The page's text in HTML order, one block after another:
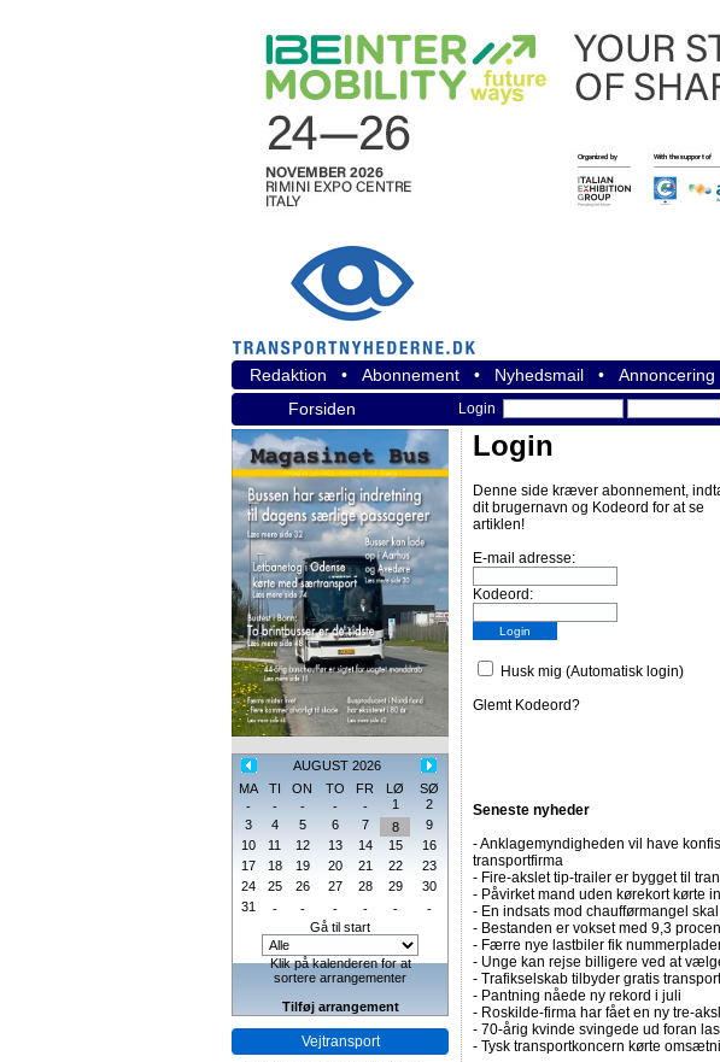
Redaktion • Abonnement • Nyhedsmail • Annoncering
Forsiden
Login
AUGUST 2026
MA
TI ON TO FR LØ
SØ
-
- - - - 1
2
3
4 5 6 7 8
9
10
11 12 13 14 15
16
17
18 19 20 21 22
23
24
25 26 27 28 29
30
31
- - - - -
-
Gå til start
Klik på kalenderen for at
sortere arrangementer
Tilføj arrangement
Vejtransport
Login
Denne side kræver abonnement,
dit brugernavn og Kodeord for at se
artiklen!
E-mail adresse:
Kodeord:
Husk mig (Automatisk login)
Glemt Kodeord?
Seneste nyheder
-Anklagemyndigheden vil have
transportfirma
- Fire-akslet tip-trailer er bygget til
- Påvirket mand uden kørekort kørte
- En indsats mod chaufførmangel
- Bestanden er vokset med 9,3
- Færre nye lastbiler fik
- Unge kan rejse billigere ved at
- Trafikselskab tilbyder gratis
- Pantning nåede ny rekord i juli
- Roskilde-firma har fået en ny tre-
- 70-årig kvinde svingede ud foran
- Tysk transportkoncern kørte